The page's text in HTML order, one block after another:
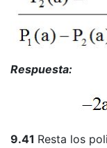
Respuesta:
9.41 Resta los